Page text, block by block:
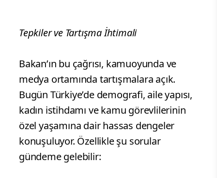
Tepkiler ve Tartışma İhtimali
Bakan’ın bu çağrısı, kamuoyunda ve
medya ortamında tartışmalara açık.
Bugün Türkiye’de demografi, aile yapısı,
kadın istihdamı ve kamu görevlilerinin
özel yaşamına dair hassas dengeler
konuşuluyor. Özellikle şu sorular
gündeme gelebilir: